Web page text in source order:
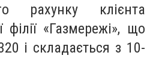
рахунку клієнта
філії «Газмережі», що
і складається з 10-